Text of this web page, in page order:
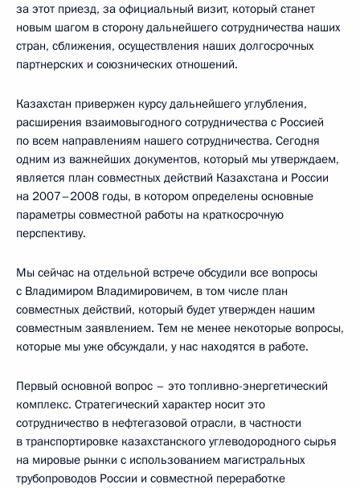
за этот приезд, за официальный визит, который станет
новым шагом в сторону дальнейшего сотрудничества наших
стран, сближения, осуществления наших долгосрочных
партнерских и союзнических отношений.
Казахстан привержен курсу дальнейшего углубления,
расширения взаимовыгодного сотрудничества с Россией
по всем направлениям нашего сотрудничества. Сегодня
одним из важнейших документов, который мы утверждаем,
является план совместных действий Казахстана и России
на 2007–2008 годы, в котором определены основные
параметры совместной работы на краткосрочную
перспективу.
Мы сейчас на отдельной встрече обсудили все вопросы
с Владимиром Владимировичем, в том числе план
совместных действий, который будет утвержден нашим
совместным заявлением. Тем не менее некоторые вопросы,
которые мы уже обсуждали, у нас находятся в работе.
Первый основной вопрос – это топливно-энергетический
комплекс. Стратегический характер носит это
сотрудничество в нефтегазовой отрасли, в частности
в транспортировке казахстанского углеводородного сырья
на мировые рынки с использованием магистральных
трубопроводов России и совместной переработке